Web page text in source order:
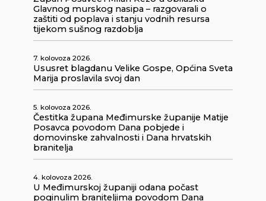
Glavnog murskog nasipa – razgovarali o
zaštiti od poplava i stanju vodnih resursa
tijekom sušnog razdoblja
7. kolovoza 2026.
Ususret blagdanu Velike Gospe, Općina Sveta
Marija proslavila svoj dan
5. kolovoza 2026.
Čestitka župana Međimurske županije Matije
Posavca povodom Dana pobjede i
domovinske zahvalnosti i Dana hrvatskih
branitelja
4. kolovoza 2026.
U Međimurskoj županiji odana počast
poginulim braniteljima povodom Dana